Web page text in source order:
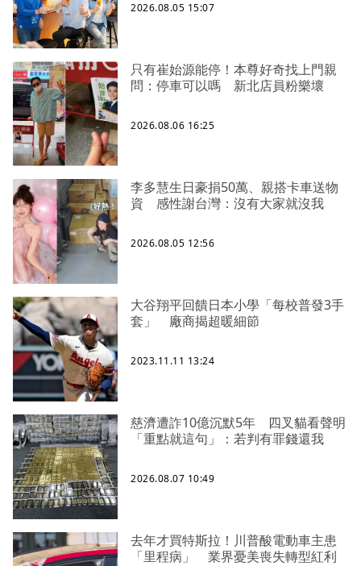
2026.08.05 15:07
只有崔始源能停！本尊好奇找上門親
問：停車可以嗎 新北店員粉樂壞
2026.08.06 16:25
李多慧生日豪捐50萬、親搭卡車送物
資 感性謝台灣：沒有大家就沒我
2026.08.05 12:56
大谷翔平回饋日本小學「每校普發3手
套」 廠商揭超暖細節
2023.11.11 13:24
慈濟遭詐10億沉默5年 四叉貓看聲明
「重點就這句」：若判有罪錢還我
2026.08.07 10:49
去年才買特斯拉！川普酸電動車主患
「里程病」 業界憂美喪失轉型紅利